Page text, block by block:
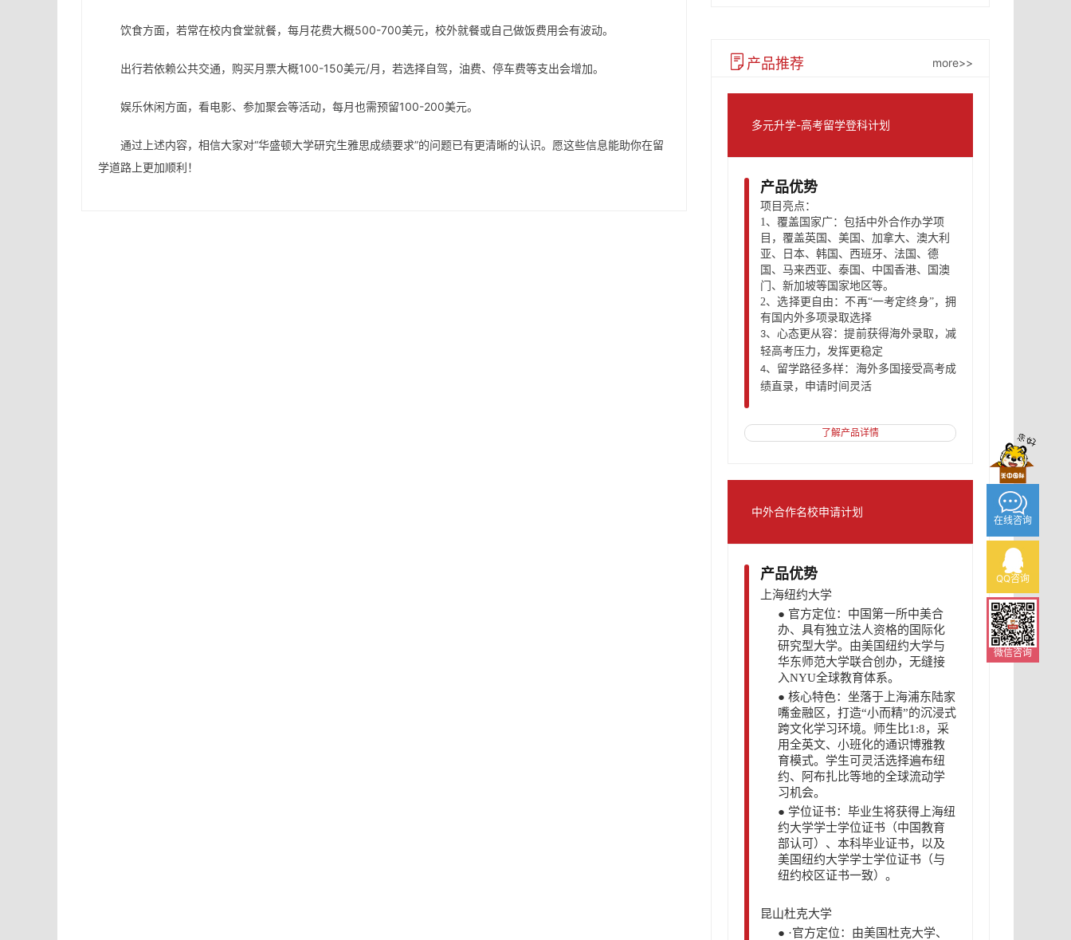
饮食方面，若常在校内食堂就餐，每月花费大概500-700美元，校外就餐或自己做饭费用会有波动。
出行若依赖公共交通，购买月票大概100-150美元/月，若选择自驾，油费、停车费等支出会增加。
娱乐休闲方面，看电影、参加聚会等活动，每月也需预留100-200美元。
通过上述内容，相信大家对“华盛顿大学研究生雅思成绩要求”的问题已有更清晰的认识。愿这些信息能助你在留
学道路上更加顺利！
产品推荐 more>>
多元升学-高考留学登科计划
产品优势
项目亮点：
1、 覆盖国家广：包括中外合作办学项
目，覆盖英国、美国、加拿大、澳大利
亚、日本、韩国、西班牙、法国、德
国、马来西亚、泰国 、 中国香港、
国澳
门 、 新加坡等国家地区等。
2、选择更自由：不再“一考定终身”，拥
有国内外多项录取选择
3、心态更从容：提前获得海外录取，减
轻高考压力，发挥更稳定
4、 留学路径多样：海外多国接受高考成
绩直录，申请时间灵活
了解产品详情
中外合作名校申请计划
产品优势
上海纽约大学
● 官方定位：中国第一所中美合
办、具有独立法人资格的国际化
研究型大学。由美国纽约大学与
华东师范大学联合创办，无缝接
入NYU全球教育体系。
● 核心特色：坐落于上海浦东陆家
嘴金融区，打造“小而精”的沉浸式
跨文化学习环境。师生比1:8，采
用全英文、小班化的通识博雅教
育模式。学生可灵活选择遍布纽
约、阿布扎比等地的全球流动学
习机会。
● 学位证书：毕业生将获得上海纽
约大学学士学位证书（中国教育
部认可）、本科毕业证书，以及
美国纽约大学学士学位证书（与
纽约校区证书一致）。
昆山杜克大学
● ·官方定位：由美国杜克大学、
在线咨询
QQ咨询
微信咨询